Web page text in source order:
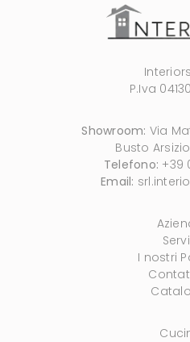
P.Iva
Showroom: Via
Busto
Telefono: +39
Email:
I nostri